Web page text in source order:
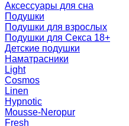
Аксессуары для сна
Подушки
Подушки для взрослых
Подушки для Секса 18+
Детские подушки
Наматрасники
Light
Cosmos
Linen
Hypnotic
Mousse-Neropur
Fresh